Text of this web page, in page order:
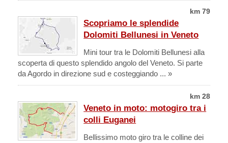
km 79
Scopriamo le splendide
Dolomiti Bellunesi in Veneto
Mini tour tra le Dolomiti Bellunesi alla
scoperta di questo splendido angolo del Veneto. Si parte
da Agordo in direzione sud e costeggiando ... »
km 28
Veneto in moto: motogiro tra i
colli Euganei
Bellissimo moto giro tra le colline dei